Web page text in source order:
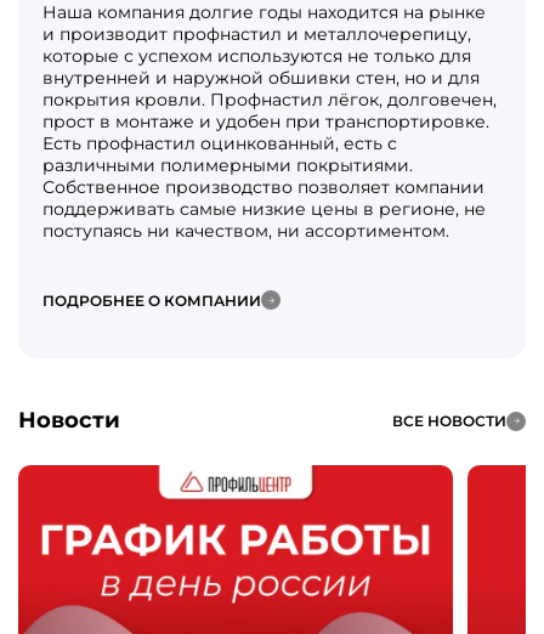
Наша компания долгие годы находится на рынке
и производит профнастил и металлочерепицу,
которые с успехом используются не только для
внутренней и наружной обшивки стен, но и для
покрытия кровли. Профнастил лёгок, долговечен,
прост в монтаже и удобен при транспортировке.
Есть профнастил оцинкованный, есть с
различными полимерными покрытиями.
Собственное производство позволяет компании
поддерживать самые низкие цены в регионе, не
поступаясь ни качеством, ни ассортиментом.
ПОДРОБНЕЕ О КОМПАНИИ
Новости ВСЕ НОВОСТИ